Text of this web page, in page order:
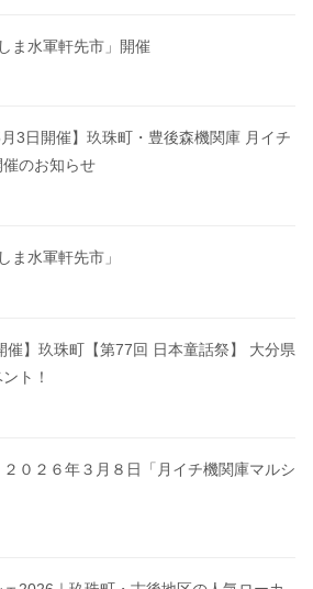
ま水軍軒先市」開催
月3日開催】玖珠町・豊後森機関庫 月イチ
のお知らせ
ま水軍軒先市」
催】玖珠町【第77回 日本童話祭】 大分県
ト！
２０２６年３月８日「月イチ機関庫マルシ